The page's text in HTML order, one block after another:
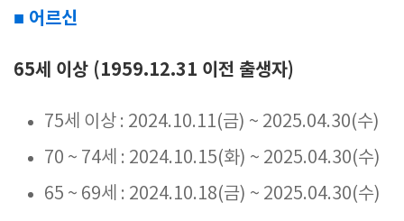
■ 어르신
65세 이상 (1959.12.31 이전 출생자)
75세 이상 : 2024.10.11(금) ~ 2025.04.30(수)
70 ~ 74세 : 2024.10.15(화) ~ 2025.04.30(수)
65 ~ 69세 : 2024.10.18(금) ~ 2025.04.30(수)